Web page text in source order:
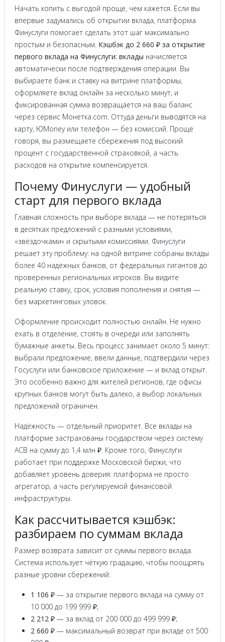
Начать копить с выгодой проще, чем кажется. Если вы
впервые задумались об открытии вклада, платформа
Финуслуги помогает сделать этот шаг максимально
простым и безопасным. Кэшбэк до 2 660 ₽ за открытие
первого вклада на Финуслуги: вклады начисляется
автоматически после подтверждения операции. Вы
выбираете банк и ставку на витрине платформы,
оформляете вклад онлайн за несколько минут, и
фиксированная сумма возвращается на ваш баланс
через сервис Монетка.com. Оттуда деньги выводятся на
карту, ЮMoney или телефон — без комиссий. Проще
говоря, вы размещаете сбережения под высокий
процент с государственной страховкой, а часть
расходов на открытие компенсируется.
Почему Финуслуги — удобный
старт для первого вклада
Главная сложность при выборе вклада — не потеряться
в десятках предложений с разными условиями,
«звёздочками» и скрытыми комиссиями. Финуслуги
решает эту проблему: на одной витрине собраны вклады
более 40 надёжных банков, от федеральных гигантов до
проверенных региональных игроков. Вы видите
реальную ставку, срок, условия пополнения и снятия —
без маркетинговых уловок.
Оформление происходит полностью онлайн. Не нужно
ехать в отделение, стоять в очереди или заполнять
бумажные анкеты. Весь процесс занимает около 5 минут:
выбрали предложение, ввели данные, подтвердили через
Госуслуги или банковское приложение — и вклад открыт.
Это особенно важно для жителей регионов, где офисы
крупных банков могут быть далеко, а выбор локальных
предложений ограничен.
Надёжность — отдельный приоритет. Все вклады на
платформе застрахованы государством через систему
АСВ на сумму до 1,4 млн ₽. Кроме того, Финуслуги
работает при поддержке Московской биржи, что
добавляет уровень доверия: платформа не просто
агрегатор, а часть регулируемой финансовой
инфраструктуры.
Как рассчитывается кэшбэк:
разбираем по суммам вклада
Размер возврата зависит от суммы первого вклада.
Система использует чёткую градацию, чтобы поощрять
разные уровни сбережений:
1 106 ₽ — за открытие первого вклада на сумму от
10 000 до 199 999 ₽;
2 212 ₽ — за вклад от 200 000 до 499 999 ₽;
2 660 ₽ — максимальный возврат при вкладе от 500